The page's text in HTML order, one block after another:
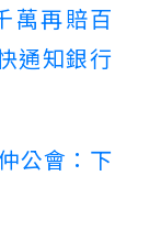
萬再賠百
通知銀行
公會：下